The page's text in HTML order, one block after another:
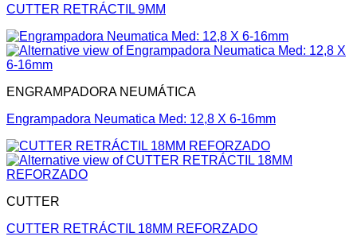
CUTTER RETRÁCTIL 9MM
ENGRAMPADORA NEUMÁTICA
Engrampadora Neumatica Med: 12,8 X 6-16mm
CUTTER
CUTTER RETRÁCTIL 18MM REFORZADO